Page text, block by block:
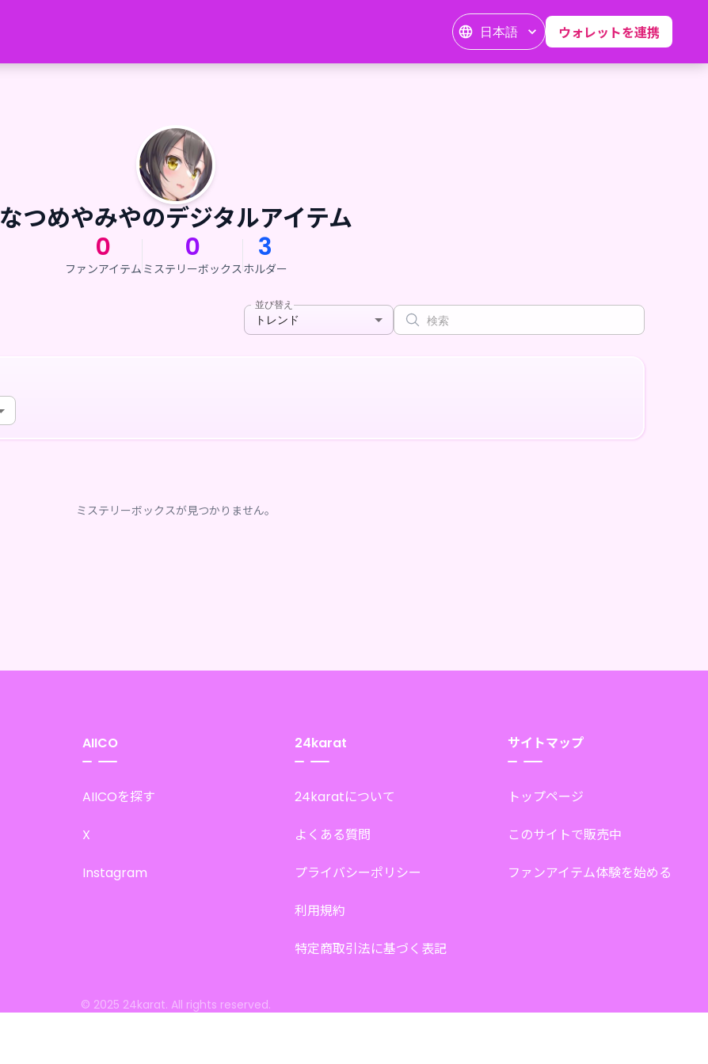
日本語 ウォレットを連携
なつめやみやのデジタルアイテム
0
ファンアイテム
0
ミステリーボックス
3
ホルダー
並び替え
トレンド
ミステリーボックスが見つかりません。
AIICO
AIICOを探す
X
Instagram
24karat
24karatについて
よくある質問
プライバシーポリシー
利用規約
特定商取引法に基づく表記
サイトマップ
トップページ
このサイトで販売中
ファンアイテム体験を始める
© 2025 24karat. All rights reserved.